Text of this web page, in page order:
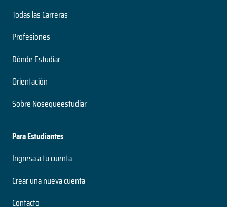
Todas las Carreras
Profesiones
Dónde Estudiar
Orientación
Sobre Nosequeestudiar
Para Estudiantes
Ingresa a tu cuenta
Crear una nueva cuenta
Contacto